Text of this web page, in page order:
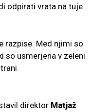
odpirati vrata na tuje
razpise. Med njimi so
so usmerjena v zeleni
direktor Matjaž